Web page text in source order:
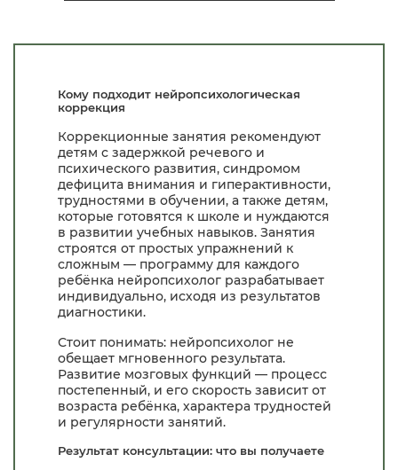
Кому подходит нейропсихологическая
коррекция
Коррекционные занятия рекомендуют
детям с задержкой речевого и
психического развития, синдромом
дефицита внимания и гиперактивности,
трудностями в обучении, а также детям,
которые готовятся к школе и нуждаются
в развитии учебных навыков. Занятия
строятся от простых упражнений к
сложным — программу для каждого
ребёнка нейропсихолог разрабатывает
индивидуально, исходя из результатов
диагностики.
Стоит понимать: нейропсихолог не
обещает мгновенного результата.
Развитие мозговых функций — процесс
постепенный, и его скорость зависит от
возраста ребёнка, характера трудностей
и регулярности занятий.
Результат консультации: что вы получаете